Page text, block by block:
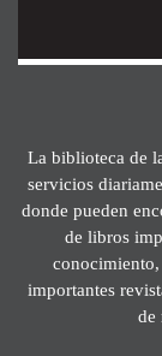
La biblioteca de
servicios
donde pueden
de libros
conocimiento,
importantes
de